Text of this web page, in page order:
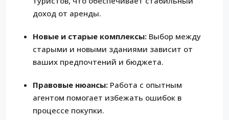
доход от аренды.
Новые и старые комплексы: Выбор между
старыми и новыми зданиями зависит от
ваших предпочтений и бюджета.
Правовые нюансы: Работа с опытным
агентом помогает избежать ошибок в
процессе покупки.